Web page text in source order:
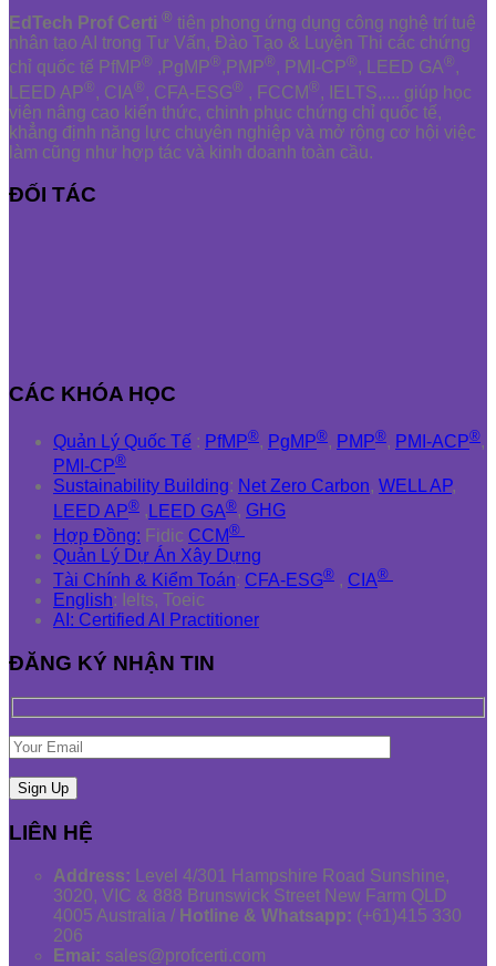
EdTech Prof Certi ® tiên phong ứng dụng công nghệ trí tuệ
nhân tạo AI trong Tư Vấn, Đào Tạo & Luyện Thi các chứng
chỉ quốc tế PfMP® ,PgMP®,PMP®, PMI-CP®, LEED GA®,
LEED AP®, CIA®, CFA-ESG® , FCCM®, IELTS,.... giúp học
viên nâng cao kiến thức, chinh phục chứng chỉ quốc tế,
khẳng định năng lực chuyên nghiệp và mở rộng cơ hội việc
làm cũng như hợp tác và kinh doanh toàn cầu.
ĐỐI TÁC
CÁC KHÓA HỌC
Quản Lý Quốc Tế : PfMP®, PgMP®, PMP®, PMI-ACP®,
PMI-CP®
Sustainability Building: Net Zero Carbon, WELL AP,
LEED AP® , LEED GA®, GHG
Hợp Đồng: Fidic CCM®
Quản Lý Dự Án Xây Dựng
Tài Chính & Kiểm Toán: CFA-ESG® , CIA®
English: Ielts, Toeic
AI: Certified AI Practitioner
ĐĂNG KÝ NHẬN TIN
LIÊN HỆ
Address: Level 4/301 Hampshire Road Sunshine,
3020, VIC & 888 Brunswick Street New Farm QLD
4005 Australia / Hotline & Whatsapp: (+61)415 330
206
Emai: sales@profcerti.com